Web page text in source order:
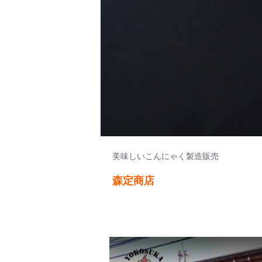
美味しいこんにゃく製造販売
森定商店